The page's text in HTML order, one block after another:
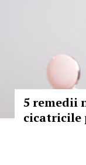
5 remedii
cicatricile